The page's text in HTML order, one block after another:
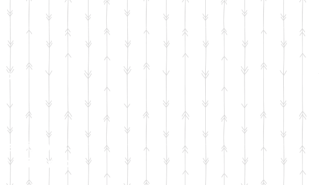
kimono
toiletnya?